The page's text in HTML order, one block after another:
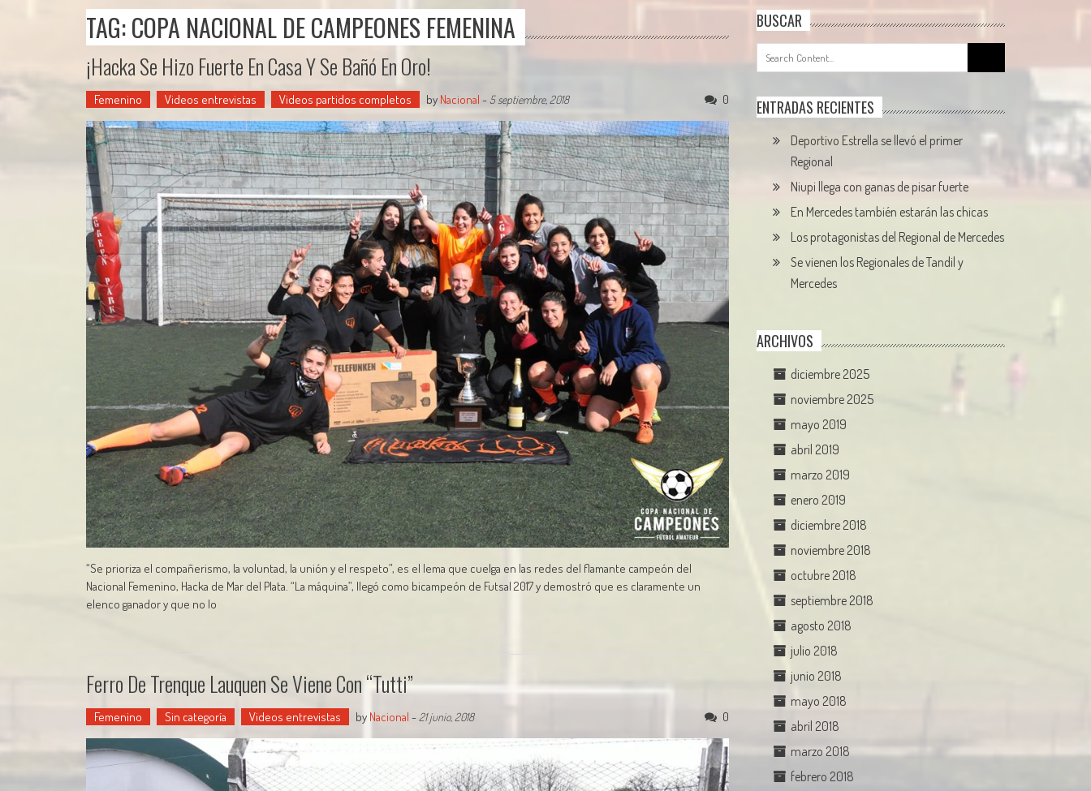
TAG: COPA NACIONAL DE CAMPEONES FEMENINA
¡Hacka Se Hizo Fuerte En Casa Y Se Bañó En Oro!
Femenino Videos entrevistas Videos partidos completos by Nacional - 5 septiembre, 2018 0
“Se prioriza el compañerismo, la voluntad, la unión y el respeto”, es el lema que cuelga en las redes del flamante campeón del
Nacional Femenino, Hacka de Mar del Plata. “La máquina”, llegó como bicampeón de Futsal 2017 y demostró que es claramente un
elenco ganador y que no lo
Ferro De Trenque Lauquen Se Viene Con “tutti”
Femenino Sin categoría Videos entrevistas by Nacional - 21 junio, 2018 0
BUSCAR
ENTRADAS RECIENTES
Deportivo Estrella se llevó el primer
Regional
Niupi llega con ganas de pisar fuerte
En Mercedes también estarán las chicas
Los protagonistas del Regional de Mercedes
Se vienen los Regionales de Tandil y
Mercedes
ARCHIVOS
diciembre 2025
noviembre 2025
mayo 2019
abril 2019
marzo 2019
enero 2019
diciembre 2018
noviembre 2018
octubre 2018
septiembre 2018
agosto 2018
julio 2018
junio 2018
mayo 2018
abril 2018
marzo 2018
febrero 2018